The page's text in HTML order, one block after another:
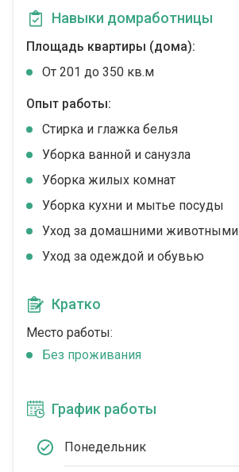
Навыки домработницы
Площадь квартиры (дома):
От 201 до 350 кв.м
Опыт работы:
Стирка и глажка белья
Уборка ванной и санузла
Уборка жилых комнат
Уборка кухни и мытье посуды
Уход за домашними животными
Уход за одеждой и обувью
Кратко
Место работы:
Без проживания
График работы
Понедельник